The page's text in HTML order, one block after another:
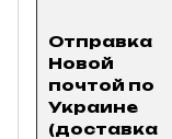
Отправка
Новой
почтой по
Украине
(доставка